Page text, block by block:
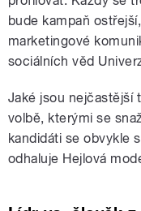
bude kampaň
marketingové
sociálních věd
Jaké jsou nejčastější
volbě, kterými se
kandidáti se obvykle
odhaluje Hejlová